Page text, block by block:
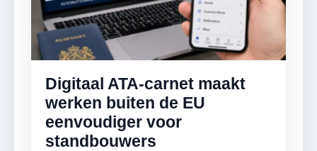
Digitaal ATA-carnet maakt
werken buiten de EU
eenvoudiger voor
standbouwers